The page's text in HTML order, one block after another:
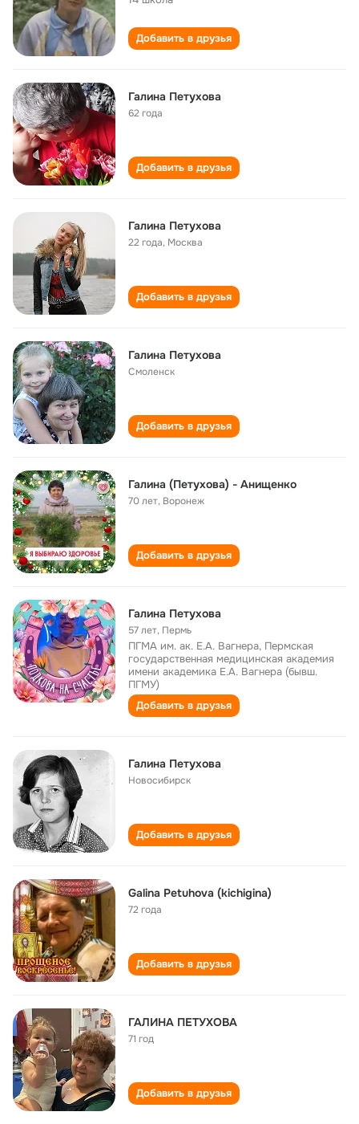
Добавить в друзья
Галина Петухова
62 года
Добавить в друзья
Галина Петухова
22 года, Москва
Добавить в друзья
Галина Петухова
Смоленск
Добавить в друзья
Галина (Петухова) - Анищенко
70 лет, Воронеж
Добавить в друзья
Галина Петухова
57 лет, Пермь
ПГМА им. ак. Е.А. Вагнера, Пермская
государственная медицинская академия
имени академика Е.А. Вагнера (бывш.
ПГМУ)
Добавить в друзья
Галина Петухова
Новосибирск
Добавить в друзья
Galina Petuhova (kichigina)
72 года
Добавить в друзья
ГАЛИНА ПЕТУХОВА
71 год
Добавить в друзья